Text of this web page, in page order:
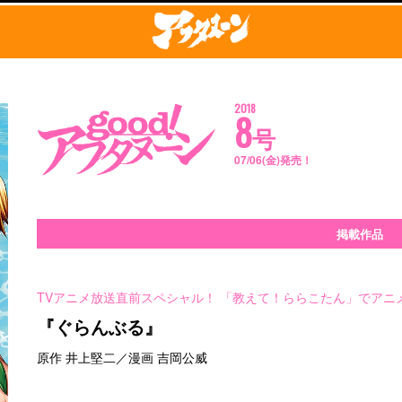
2018
8号
07/06(金)発売！
掲載作品
TVアニメ放送直前スペシャル！ 「教えて！ららこたん」でアニ
『ぐらんぶる』
原作 井上堅二／漫画 吉岡公威